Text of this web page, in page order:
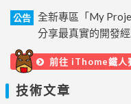
公告
全新專區「My
分享最真實的開發
前往 iThome鐵人
技術文章